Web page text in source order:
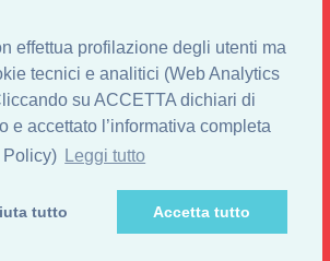
effettua profilazione degli utenti ma
tecnici e analitici (Web Analytics
su ACCETTA dichiari di
e accettato l’informativa completa
Policy) Leggi tutto
tutto Accetta tutto
ON LINE
USATO E
NUOVO
100% online: nessun
fisico o punto di ritiro
in Italia con spesa minima di